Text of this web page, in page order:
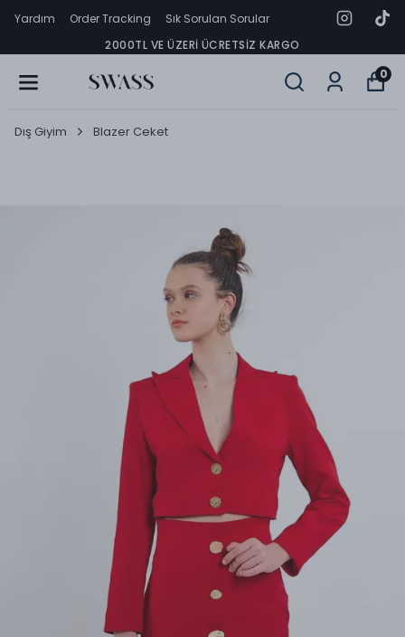
Yardım Order Tracking
Sık Sorulan Sorular
2000TL VE ÜZERI ÜCRETSIZ KARGO
0
Dış Giyim Blazer Ceket